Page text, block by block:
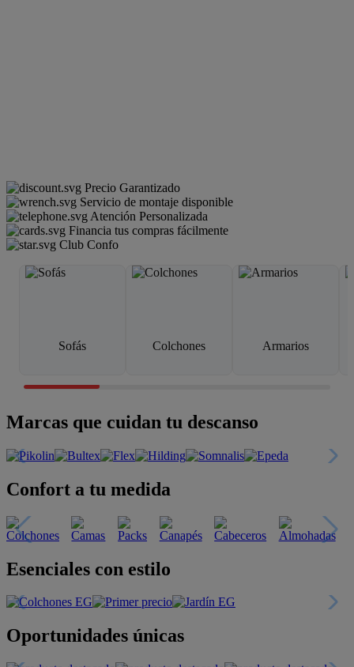
Precio Garantizado
Servicio de montaje disponible
Atención Personalizada
Financia tus compras fácilmente
Club Confo
Sofás Colchones Armarios
Marcas que cuidan tu descanso
Confort a tu medida
Esenciales con estilo
Oportunidades únicas